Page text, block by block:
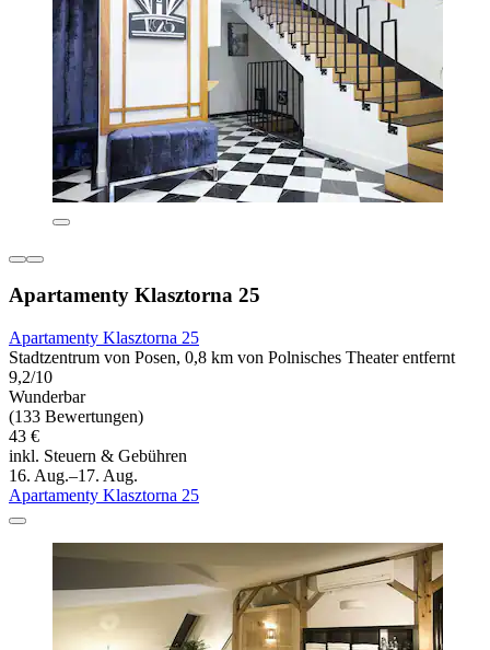
Apartamenty Klasztorna 25
Apartamenty Klasztorna 25
Stadtzentrum von Posen, 0,8 km von Polnisches Theater entfernt
9,2/10
Wunderbar
(133 Bewertungen)
43 €
inkl. Steuern & Gebühren
16. Aug.–17. Aug.
Apartamenty Klasztorna 25